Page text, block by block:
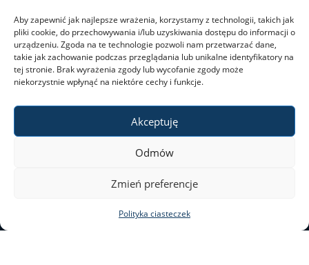
Aby zapewnić jak najlepsze wrażenia, korzystamy z technologii, takich jak
pliki cookie, do przechowywania i/lub uzyskiwania dostępu do informacji o
urządzeniu. Zgoda na te technologie pozwoli nam przetwarzać dane,
takie jak zachowanie podczas przeglądania lub unikalne identyfikatory na
tej stronie. Brak wyrażenia zgody lub wycofanie zgody może
niekorzystnie wpłynąć na niektóre cechy i funkcje.
Akceptuję
Odmów
Zmień preferencje
Polityka ciasteczek